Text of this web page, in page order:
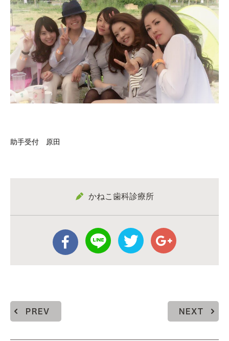
助手受付 原田
かねこ歯科診療所
PREV NEXT